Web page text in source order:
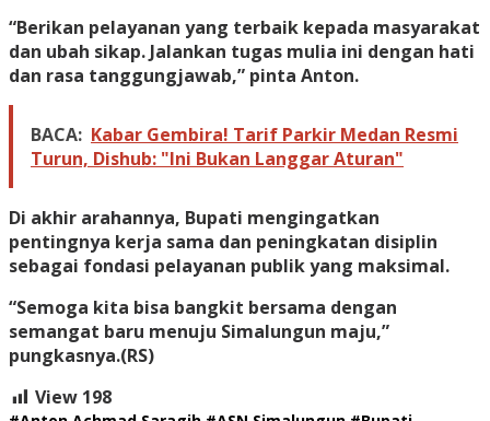
“Berikan pelayanan yang terbaik kepada masyarakat
dan ubah sikap. Jalankan tugas mulia ini dengan hati
dan rasa tanggungjawab,” pinta Anton.
BACA: Kabar Gembira! Tarif Parkir Medan Resmi
Turun, Dishub: "Ini Bukan Langgar Aturan"
Di akhir arahannya, Bupati mengingatkan
pentingnya kerja sama dan peningkatan disiplin
sebagai fondasi pelayanan publik yang maksimal.
“Semoga kita bisa bangkit bersama dengan
semangat baru menuju Simalungun maju,”
pungkasnya.(RS)
View 198